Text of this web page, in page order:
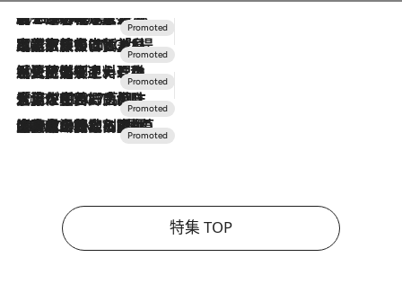
2026.8.7
【トンボの足水浴】ヒノキの香りに包まれて涼感マックス！約13℃の湧水かけ流しを避暑地「星野温泉 トンボの湯」で体験
2026.7.31
【ホテル帰省】という選択肢をOMOが提案。家族とほどよい距離を保つには「昼は実家、夜は気兼ねなくホテルで！」
2026.7.24
【夏限定ディナーコース】旬を迎える稚鮎や花ズッキーニなどをイタリア・トスカーナの郷土料理の手法で満喫！
2026.7.17
「土佐和ハーブかき氷」がOMO7高知に登場！生姜、山椒、大葉など目にも舌にも涼を呼ぶ郷土の味
2026.7.10
NEW OPEN！【界 草津】名湯の地に誕生。趣の異なる2種の温泉と上州ならではの会席・蕎麦割烹など美食を味わう究極の癒やし旅
特集 TOP